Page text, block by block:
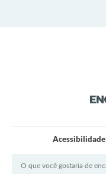
Acessibilidade